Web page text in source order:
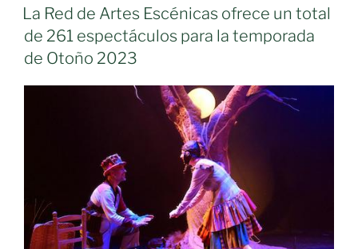
presentación
de
obras
que
serán
editadas
diferentes
colecciones
la
Biblioteca
EL
La Red de Artes Escénicas ofrece un total
de 261 espectáculos para la temporada
de Otoño 2023